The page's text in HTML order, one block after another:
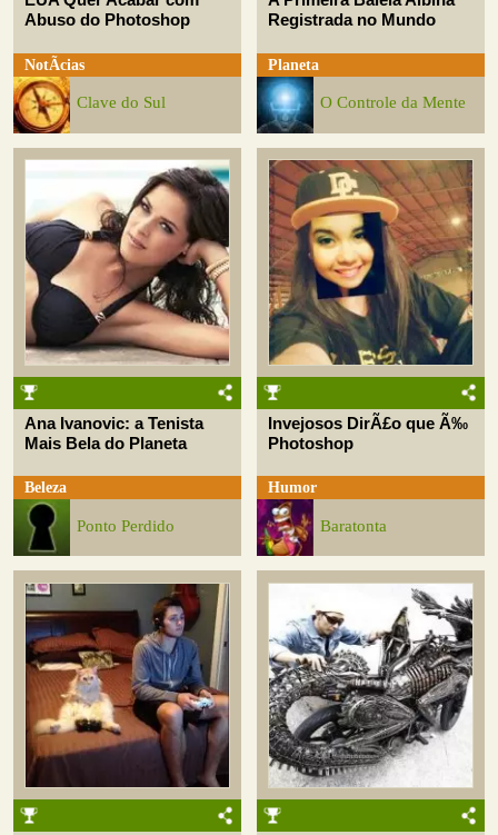
Abuso do Photoshop
NotÃ­cias
Clave do Sul
Registrada no Mundo
Planeta
O Controle da Mente
Ana Ivanovic: a Tenista
Mais Bela do Planeta
Beleza
Ponto Perdido
Invejosos DirÃ£o que Ã‰
Photoshop
Humor
Baratonta